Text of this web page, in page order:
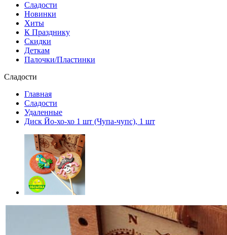
Сладости
Новинки
Хиты
К Празднику
Скидки
Деткам
Палочки/Пластинки
Сладости
Главная
Сладости
Удаленные
Диск Йо-хо-хо 1 шт (Чупа-чупс), 1 шт